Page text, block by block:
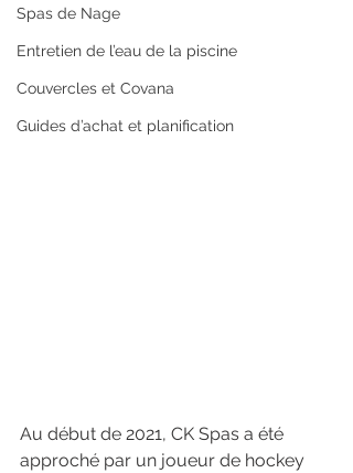
Spas de Nage
Entretien de l’eau de la piscine
Couvercles et Covana
Guides d’achat et planification
Au début de 2021, CK Spas a été
approché par un joueur de hockey